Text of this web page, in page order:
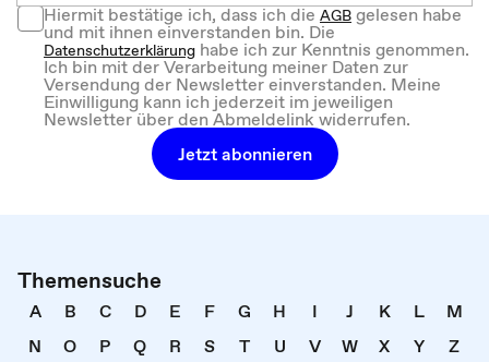
Hiermit bestätige ich, dass ich dieAGBgelesen habe
und mit ihnen einverstanden bin. Die
Datenschutzerklärung habe ich zur Kenntnis genommen.
Ich bin mit der Verarbeitung meiner Daten zur
Versendung der Newsletter einverstanden. Meine
Einwilligung kann ich jederzeit im jeweiligen
Newsletter über den Abmeldelink widerrufen.
Jetzt abonnieren
Themensuche
A B C D E F G H I J K L
M
N
O P Q R S T U V W X Y
Z